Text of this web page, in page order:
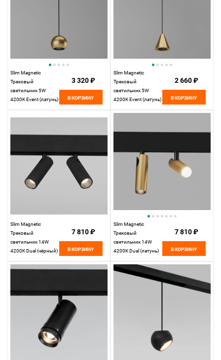
Slim Magnetic
Трековый
светильник 5W
4200K Event (латунь)
Elektrostandard
3 320 ₽
В КОРЗИНУ
Slim Magnetic
Трековый
светильник 5W
4200K Event (латунь)
2 660 ₽
В КОРЗИНУ
Slim Magnetic
Трековый
светильник 14W
4200K Dual (чёрный)
Elektrostandard
7 810 ₽
В КОРЗИНУ
Slim Magnetic
Трековый
светильник 14W
4200K Dual (латунь)
Elektrostandard
7 810 ₽
В КОРЗИНУ